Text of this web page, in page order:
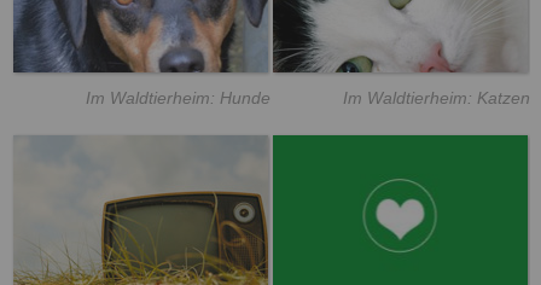
Im Waldtierheim: Hunde Im Waldtierheim: Katzen